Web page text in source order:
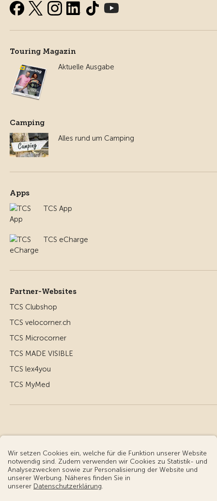
Touring Magazin
Aktuelle Ausgabe
Camping
Alles rund um Camping
Apps
TCS App
TCS eCharge
Partner-Websites
TCS Clubshop
TCS velocorner.ch
TCS Microcorner
TCS MADE VISIBLE
TCS lex4you
TCS MyMed
© Touring Club Schweiz